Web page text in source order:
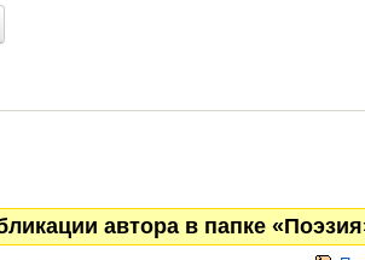
автора в папке